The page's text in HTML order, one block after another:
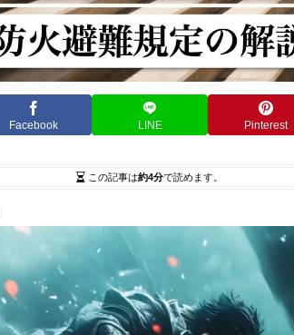
Facebook LINE Pinterest
この記事は約4分で読めます。